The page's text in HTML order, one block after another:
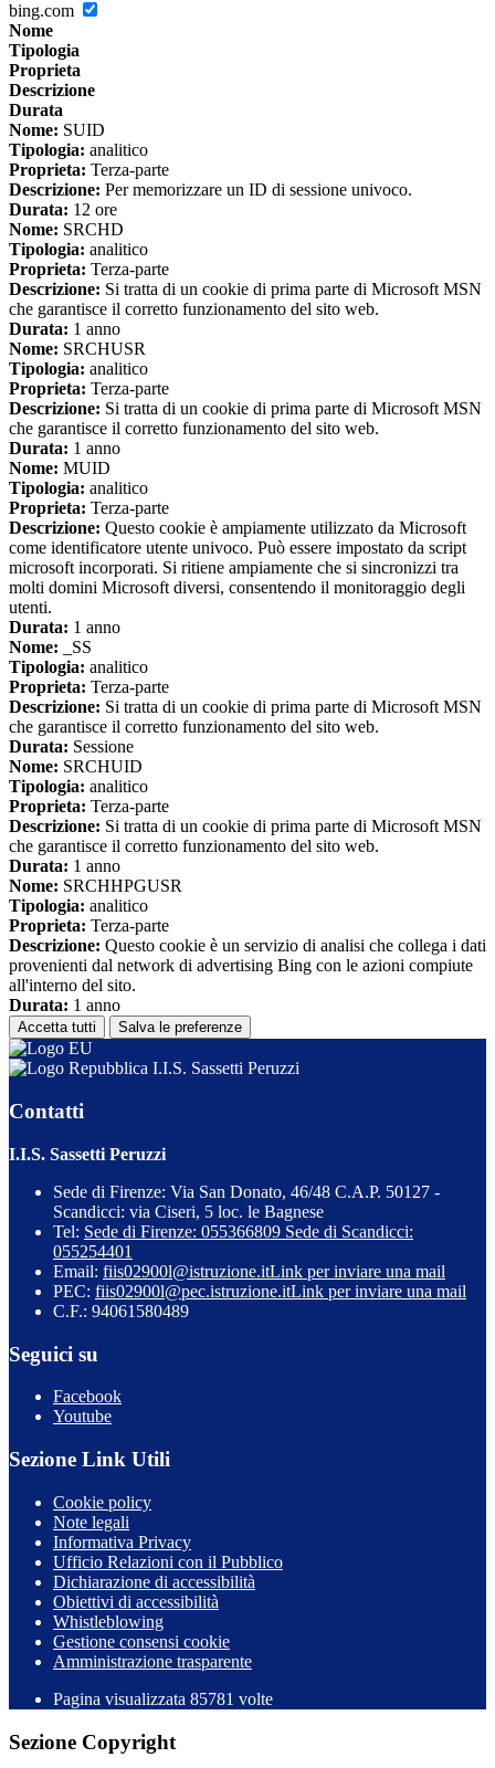
bing.com
Nome
Tipologia
Proprieta
Descrizione
Durata
Nome: SUID
Tipologia: analitico
Proprieta: Terza-parte
Descrizione: Per memorizzare un ID di sessione univoco.
Durata: 12 ore
Nome: SRCHD
Tipologia: analitico
Proprieta: Terza-parte
Descrizione: Si tratta di un cookie di prima parte di Microsoft MSN
che garantisce il corretto funzionamento del sito web.
Durata: 1 anno
Nome: SRCHUSR
Tipologia: analitico
Proprieta: Terza-parte
Descrizione: Si tratta di un cookie di prima parte di Microsoft MSN
che garantisce il corretto funzionamento del sito web.
Durata: 1 anno
Nome: MUID
Tipologia: analitico
Proprieta: Terza-parte
Descrizione: Questo cookie è ampiamente utilizzato da Microsoft
come identificatore utente univoco. Può essere impostato da script
microsoft incorporati. Si ritiene ampiamente che si sincronizzi tra
molti domini Microsoft diversi, consentendo il monitoraggio degli
utenti.
Durata: 1 anno
Nome: _SS
Tipologia: analitico
Proprieta: Terza-parte
Descrizione: Si tratta di un cookie di prima parte di Microsoft MSN
che garantisce il corretto funzionamento del sito web.
Durata: Sessione
Nome: SRCHUID
Tipologia: analitico
Proprieta: Terza-parte
Descrizione: Si tratta di un cookie di prima parte di Microsoft MSN
che garantisce il corretto funzionamento del sito web.
Durata: 1 anno
Nome: SRCHHPGUSR
Tipologia: analitico
Proprieta: Terza-parte
Descrizione: Questo cookie è un servizio di analisi che collega i dati
provenienti dal network di advertising Bing con le azioni compiute
all'interno del sito.
Durata: 1 anno
Accetta tutti Salva le preferenze
I.I.S. Sassetti Peruzzi
Contatti
I.I.S. Sassetti Peruzzi
Sede di Firenze: Via San Donato, 46/48 C.A.P. 50127 -
Scandicci: via Ciseri, 5 loc. le Bagnese
Tel: Sede di Firenze: 055366809 Sede di Scandicci:
055254401
Email: fiis02900l@istruzione.itLink per inviare una mail
PEC: fiis02900l@pec.istruzione.itLink per inviare una mail
C.F.: 94061580489
Seguici su
Facebook
Youtube
Sezione Link Utili
Cookie policy
Note legali
Informativa Privacy
Ufficio Relazioni con il Pubblico
Dichiarazione di accessibilità
Obiettivi di accessibilità
Whistleblowing
Gestione consensi cookie
Amministrazione trasparente
Pagina visualizzata 85781 volte
Sezione Copyright